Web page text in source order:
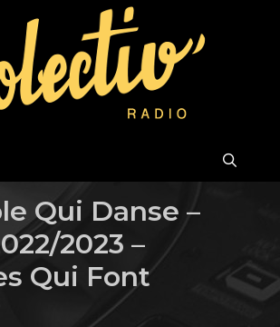
Qui Danse –
2023 –
Qui Font